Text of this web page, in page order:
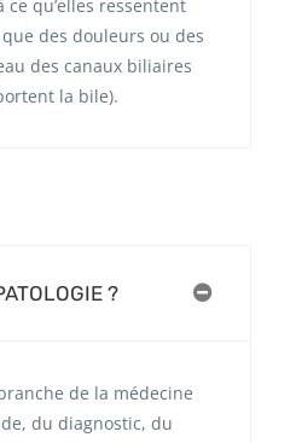
ce qu’elles ressentent
des douleurs ou des
des canaux biliaires
la bile).
?
de la médecine
du diagnostic, du